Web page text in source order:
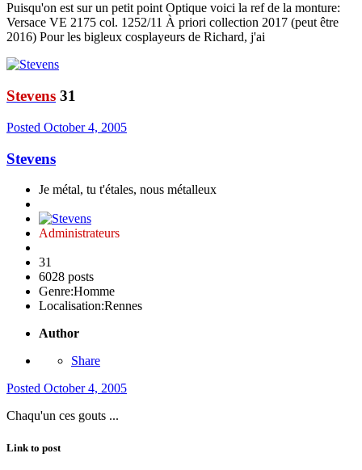
Puisqu'on est sur un petit point Optique voici la ref de la monture:
Versace VE 2175 col. 1252/11 À priori collection 2017 (peut être
2016) Pour les bigleux cosplayeurs de Richard, j'ai
Stevens 31
Posted October 4, 2005
Stevens
Je métal, tu t'étales, nous métalleux
Administrateurs
31
6028 posts
Genre:Homme
Localisation:Rennes
Author
Share
Posted October 4, 2005
Chaqu'un ces gouts ...
Link to post